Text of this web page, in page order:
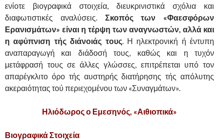
ενίοτε βιογραφικά στοιχεία, διευκρινιστικά σχόλια και
διαφωτιστικές αναλύσεις. Σκοπός των «Φαεσφόρων
Ερανισμάτων» είναι η τέρψη των αναγνωστών, αλλά και
η αφύπνιση τής διάνοιάς τους. Η ηλεκτρονική ή έντυπη
αναπαραγωγή και διάδοσή τους, καθώς και η τυχόν
μετάφρασή τους σε άλλες γλώσσες, επιτρέπεται υπό τον
απαρέγκλιτο όρο τής αυστηρής διατήρησης τής απόλυτης
ακεραιότητας τού περιεχομένου των «Συναγμάτων».
Ηλιόδωρος ο Εμεσηνός, «Αιθιοπικά»
Βιογραφικά Στοιχεία